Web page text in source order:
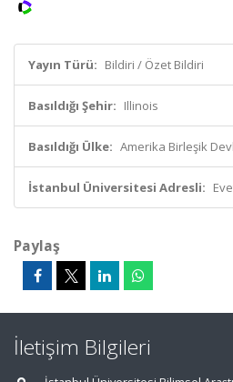
Yayın Türü: Bildiri / Özet Bildiri
Basıldığı Şehir: Illinois
Basıldığı Ülke: Amerika Birleşik
İstanbul Üniversitesi Adresli:
Paylaş
İletişim Bilgileri